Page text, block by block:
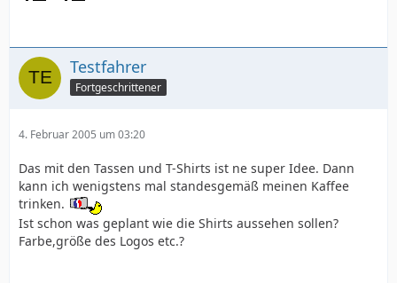
Testfahrer
Fortgeschrittener
4. Februar 2005 um 03:20
Das mit den Tassen und T-Shirts ist ne super Idee. Dann
kann ich wenigstens mal standesgemäß meinen Kaffee
trinken.
Ist schon was geplant wie die Shirts aussehen sollen?
Farbe,größe des Logos etc.?